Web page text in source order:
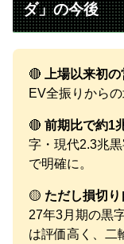
ダ」の今後
🔴 上場以来初
EV全振りから
🔴 前期比で約1
字・現代2.3兆
で明確に。
🟡 ただし損切
27年3月期の黒
は評価高く、二